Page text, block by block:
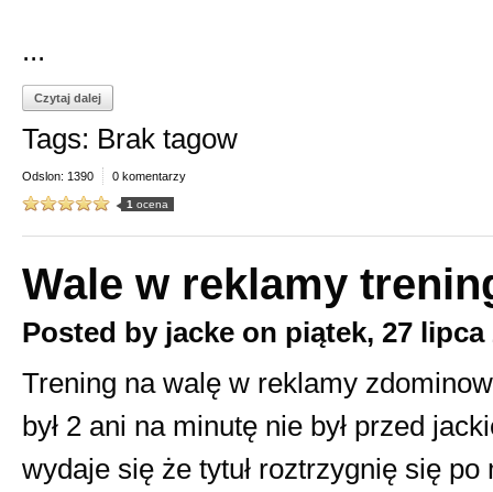
...
Czytaj dalej
Tags: Brak tagow
Odslon: 1390 0 komentarzy
1 ocena
Wale w reklamy
Posted by jacke on piątek, 27 lipca
Trening na walę w reklamy
był 2 ani na minutę nie był przed
wydaje się że tytuł roztrzygnię się